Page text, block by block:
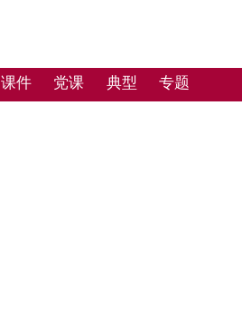
课件 党课 典型 专题